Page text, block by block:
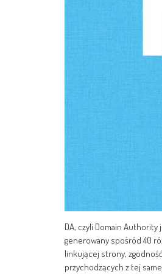
DA, czyli Domain
generowany spośród 40
linkującej strony,
przychodzących z tej